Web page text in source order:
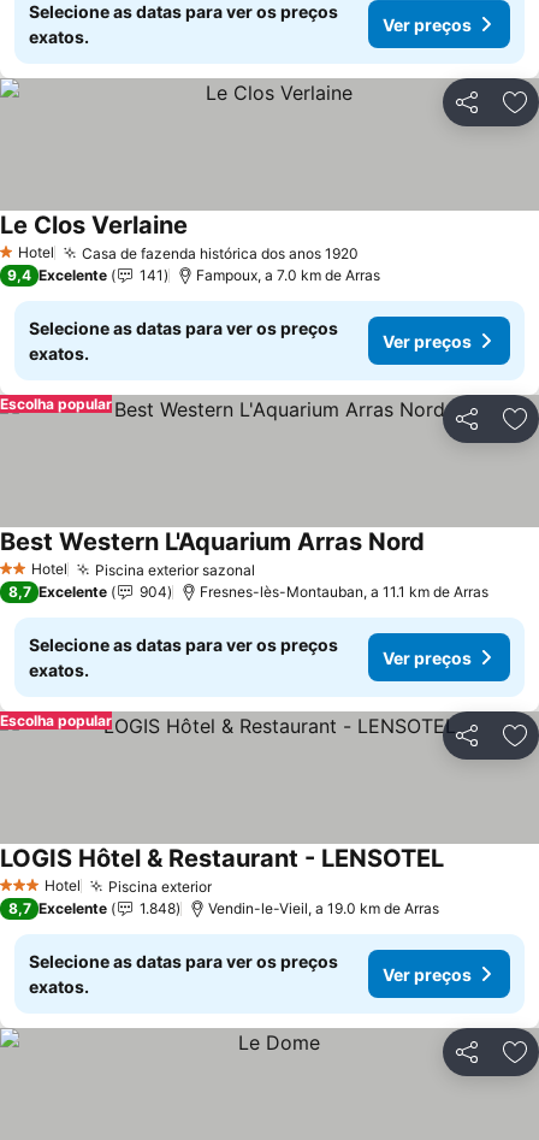
Selecione as datas para ver os preços
exatos.
Ver preços
Partilhar
1 Estrelas
Hotel Casa de fazenda histórica dos anos 1920
Le Clos Verlaine
9,4 Excelente 141 Fampoux, a 7.0 km de Arras
Selecione as datas para ver os preços
exatos.
Ver preços
Partilhar
Escolha popular
2 Estrelas
Hotel Piscina exterior sazonal
Best Western L'Aquarium Arras Nord
8,7 Excelente 904 Fresnes-lès-Montauban, a 11.1 km de Arras
Selecione as datas para ver os preços
exatos.
Ver preços
Partilhar
Escolha popular
3 EstrelasHotel Piscina exterior
LOGIS Hôtel & Restaurant - LENSOTEL
8,7 Excelente 1.848 Vendin-le-Vieil, a 19.0 km de Arras
Selecione as datas para ver os preços
exatos.
Ver preços
Partilhar